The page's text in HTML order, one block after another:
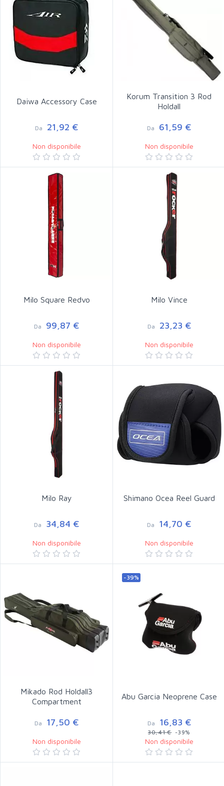
Daiwa Accessory Case
Da 21,92 €
Non disponibile
Korum Transition 3 Rod
Holdall
Da 61,59 €
Non disponibile
Milo Square Redvo
Da 99,87 €
Non disponibile
Milo Vince
Da 23,23 €
Non disponibile
Milo Ray
Da 34,84 €
Non disponibile
Shimano Ocea Reel Guard
Da 14,70 €
Non disponibile
Mikado Rod Holdall3
Compartment
Da 17,50 €
Non disponibile
-39%
Abu Garcia Neoprene Case
Da 16,83 €
30,41 €-39%
Non disponibile